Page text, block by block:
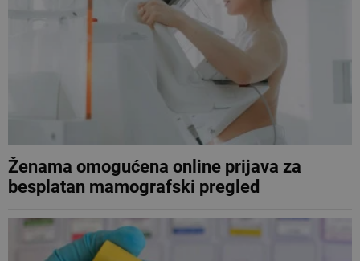
Ženama omogućena online prijava za
besplatan mamografski pregled